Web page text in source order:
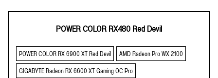
POWER COLOR RX480 Red Devil
POWER COLOR RX 6900 XT Red Devil
AMD Radeon Pro WX 2100
GIGABYTE Radeon RX 6600 XT Gaming OC Pro